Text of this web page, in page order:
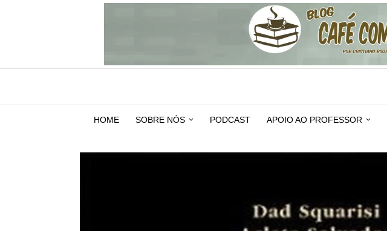
HOME SOBRE NÓS PODCAST APOIO AO PROFESSOR